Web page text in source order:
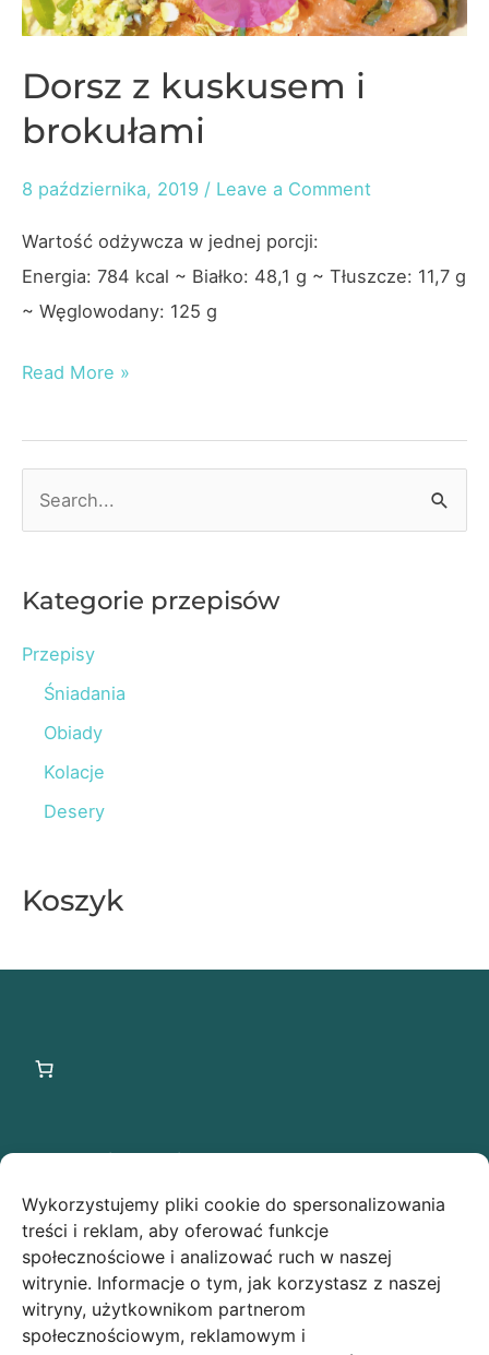
Wykorzystujemy pliki cookie do spersonalizowania
treści i reklam, aby oferować funkcje
społecznościowe i analizować ruch w naszej
witrynie. Informacje o tym, jak korzystasz z naszej
witryny, użytkownikom partnerom
społecznościowym, reklamowym i
Dorsz z kuskusem i
brokułami
8 października, 2019 / Leave a Comment
Wartość odżywcza w jednej porcji:
Energia: 784 kcal ~ Białko: 48,1 g ~ Tłuszcze: 11,7 g
~ Węglowodany: 125 g
Dorsz
kuskusem
i
brokułami
Read More »
r
h
Kategorie przepisów
Przepisy
Śniadania
Obiady
Kolacje
Desery
Koszyk
Ostatnie wpisy
Świąteczna owsianka z makiem low FODMAP –
idealny przepis na Boże Narodzenie!
Makowe ciasteczka low FODMAP